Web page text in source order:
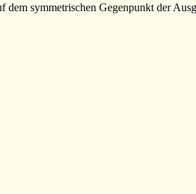
dem symmetrischen Gegenpunkt der